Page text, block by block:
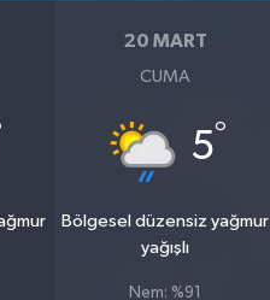
20 MART
CUMA
5°
Bölgesel düzensiz yağmur
yağışlı
Nem: %91